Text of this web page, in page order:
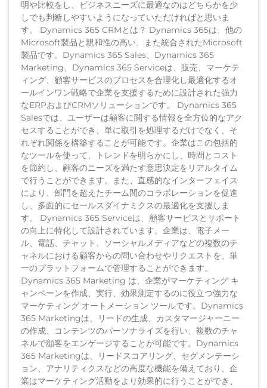
明や比較をし、ビジネスニーズに最適なのはどちらかを少
しでも判断しやすいようになっていただければと思いま
す。 Dynamics 365 CRMとは？ Dynamics 365は、他の
Microsoft製品と親和性の高い、また統合されたMicrosoft
製品です。Dynamics 365 Sales、Dynamics 365
Marketing、Dynamics 365 Serviceは、販売、マーケテ
ィング、顧客サービスのプロセスを合理化し最適化するオ
ールインワン戦略で企業を支援するために設計された強力
なERPおよびCRMソリューションです。 Dynamics 365
Salesでは、ユーザーは顧客に関する情報を全方位的なアク
セスすることができ、単に取引を処理するだけでなく、そ
れぞれ関係を構築することが可能です。企業はこの包括的
なツールを使って、トレンドを明らかにし、時間とコスト
を節約し、顧客のニーズを満たす意思決定をリアルタイム
で行うことができます。また、直感的なインターフェイス
により、部門を超えたチーム間のコラボレーションを促進
し、多面的にセールスダイナミクスの最適化を支援しま
す。 Dynamics 365 Serviceは、顧客サービスとサポート
の向上に特化して設計されています。企業は、電子メー
ル、電話、チャット、ソーシャルメディアなどの複数のチ
ャネルにおける顧客からの問い合わせやリクエストを、単
一のプラットフォームで管理することができます。
Dynamics 365 Marketing は、企業がマーケティング キ
ャンペーンを作成、実行、効果測定するのに役立つ強力な
マーケティング オートメーション ツールです。Dynamics
365 Marketingは、リードの生成、カスタマージャーニー
の作成、コンテンツのパーソナライズを行い、複数のチャ
ネルで顧客をエンゲージすることが可能です。Dynamics
365 Marketingは、リードスコアリング、セグメンテーシ
ョン、アナリティクスなどの高度な機能を備えており、企
業はマーケティング活動をより効果的に行うことができ、